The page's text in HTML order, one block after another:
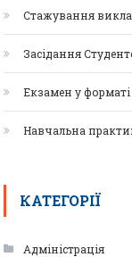
Стажування
Засідання
Екзамен у
Навчальна
КАТЕГОРІЇ
Адміністрація